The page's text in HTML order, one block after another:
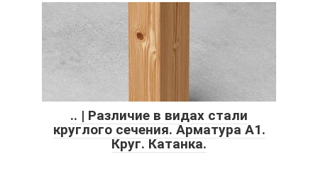
.. | Различие в видах стали
круглого сечения. Арматура А1.
Круг. Катанка.